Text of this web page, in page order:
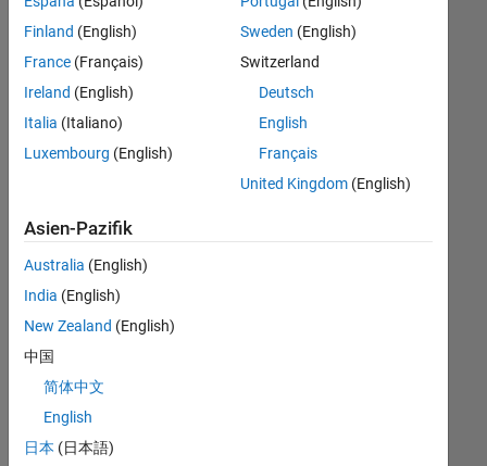
Suchkriterien
weiter
fassen
oder
alle
Stellenangebote
anzeigen .
noch
keine
offenen
Stellen
können,
die
Ihren
entsprechen,
Finland (English)
France (Français)
Ireland (English)
Italia (Italiano)
Luxembourg (English)
Sweden (English)
Switzerland
Deutsch
English
Français
United Kingdom(English)
Asien-Pazifik
Australia (English)
India (English)
New Zealand (English)
中国
简体中文
English
日本 (日本語)